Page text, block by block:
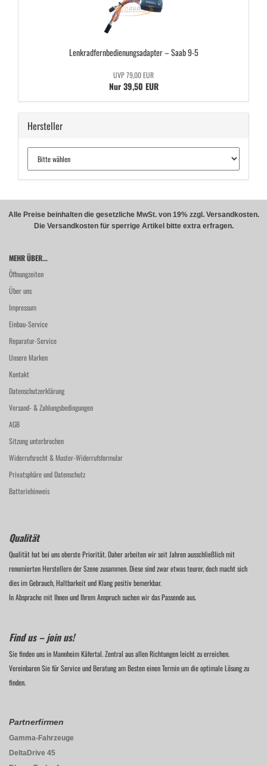
Lenk­rad­fern­be­die­nungs­ad­ap­ter – Saab 9-5
UVP 79,00 EUR
Nur 39,50 EUR
Hersteller
Alle Preise beinhalten die gesetzliche MwSt. von 19% zzgl. Versandkosten.
Die Versandkosten für sperrige Artikel bitte extra erfragen.
MEHR ÜBER...
Öffnungzeiten
Über uns
Impressum
Einbau-Service
Reparatur-Service
Unsere Marken
Kontakt
Datenschutzerklärung
Versand- & Zahlungsbedingungen
AGB
Sitzung unterbrochen
Widerrufsrecht & Muster-Widerrufsformular
Privatsphäre und Datenschutz
Batteriehinweis
Qualität
Qualität hat bei uns oberste Priorität. Daher arbeiten wir seit Jahren ausschließlich mit
renomierten Herstellern der Szene zusammen. Diese sind zwar etwas teurer, doch macht sich
dies im Gebrauch, Haltbarkeit und Klang positiv bemerkbar.
In Absprache mit Ihnen und Ihrem Anspruch suchen wir das Passende aus.
Find us – join us!
Sie finden uns in Mannheim Käfertal. Zentral aus allen Richtungen leicht zu erreichen.
Vereinbaren Sie für Service und Beratung am Besten einen Termin um die optimale Lösung zu
finden.
Partnerfirmen
Gamma-Fahrzeuge
DeltaDrive 45